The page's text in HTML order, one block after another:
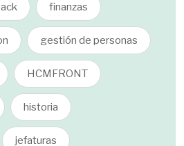
finanzas
gestión de personas
HCMFRONT
historia
jefaturas